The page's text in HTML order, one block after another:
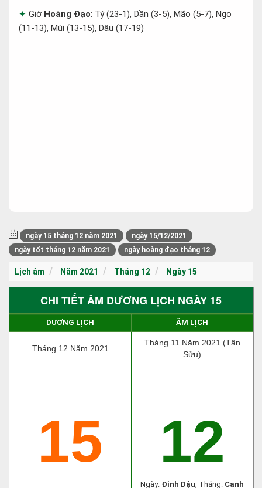
Giờ Hoàng Đạo: Tý (23-1), Dần (3-5), Mão (5-7), Ngọ
(11-13), Mùi (13-15), Dậu (17-19)
ngày 15 tháng 12 năm 2021
ngày 15/12/2021
ngày tốt tháng 12 năm 2021
ngày hoàng đạo tháng 12
Lịch âm Năm 2021 Tháng 12 Ngày 15
CHI TIẾT ÂM DƯƠNG LỊCH NGÀY 15
DƯƠNG LỊCH ÂM LỊCH
Tháng 12 Năm 2021
Tháng 11 Năm 2021 (Tân
Sửu)
15 12
Ngày: Đinh Dậu, Tháng: Canh